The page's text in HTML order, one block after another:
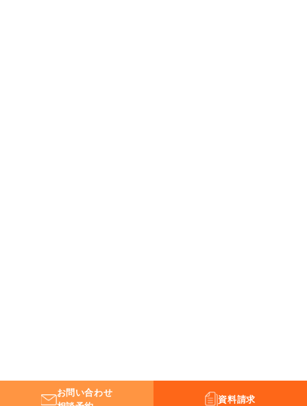
お問い合わせ
資料請求